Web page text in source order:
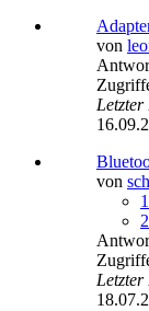
von
von
1
2